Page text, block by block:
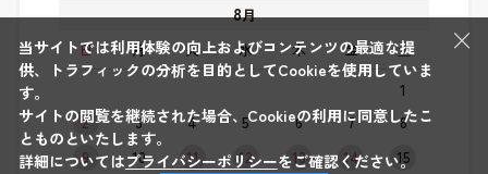
8月
日
月 火 水 木 金 土
1
2
3 4 5 6 7
8
9
10 11 12 13 14
15
×
当サイトでは利用体験の向上およびコンテンツの最適な提
供、トラフィックの分析を目的としてCookieを使用していま
す。
サイトの閲覧を継続された場合、Cookieの利用に同意したこ
とものといたします。
詳細についてはプライバシーポリシーをご確認ください。